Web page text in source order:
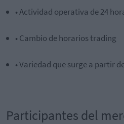
• Actividad operativa de 24
• Cambio de horarios trading
• Variedad que surge a partir
Participantes del